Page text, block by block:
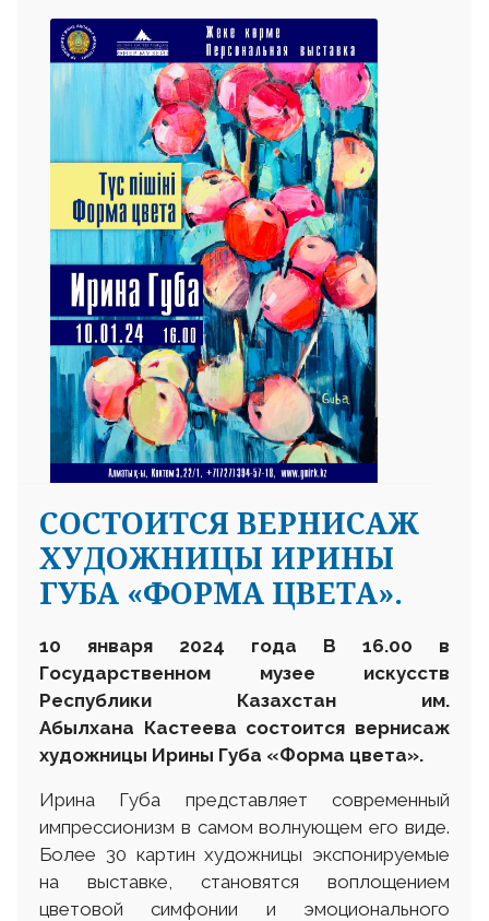
СОСТОИТСЯ ВЕРНИСАЖ
ХУДОЖНИЦЫ ИРИНЫ
ГУБА «ФОРМА ЦВЕТА».
10 января 2024 года В 16.00 в
Государственном музее искусств
Республики Казахстан им.
Абылхана Кастеева состоится вернисаж
художницы Ирины Губа «Форма цвета».
Ирина Губа представляет современный
импрессионизм в самом волнующем его виде.
Более 30 картин художницы экспонируемые
на выставке, становятся воплощением
цветовой симфонии и эмоционального